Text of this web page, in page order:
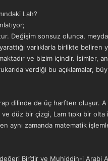
Lah?
Değişim sonsuz olunca,
varlıklarla birlikte beliren
ve bizim içindir. İsimler,
verdiği bu açıklamalar,
dilinde de üç harften oluşur. A
düz bir çizgi, Lam tıpkı bir
aynı zamanda matematik
Bir’dir ve Muhiddin-i